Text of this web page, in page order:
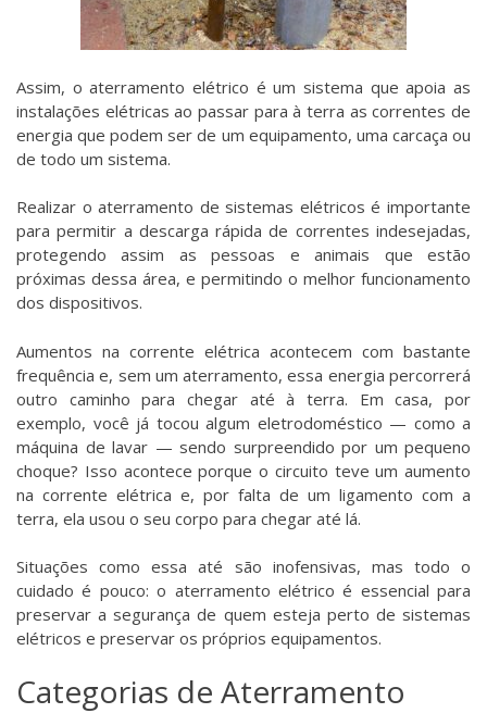
Assim, o aterramento elétrico é um sistema que apoia as
instalações elétricas ao passar para à terra as correntes de
energia que podem ser de um equipamento, uma carcaça ou
de todo um sistema.
Realizar o aterramento de sistemas elétricos é importante
para permitir a descarga rápida de correntes indesejadas,
protegendo assim as pessoas e animais que estão
próximas dessa área, e permitindo o melhor funcionamento
dos dispositivos.
Aumentos na corrente elétrica acontecem com bastante
frequência e, sem um aterramento, essa energia percorrerá
outro caminho para chegar até à terra. Em casa, por
exemplo, você já tocou algum eletrodoméstico — como a
máquina de lavar — sendo surpreendido por um pequeno
choque? Isso acontece porque o circuito teve um aumento
na corrente elétrica e, por falta de um ligamento com a
terra, ela usou o seu corpo para chegar até lá.
Situações como essa até são inofensivas, mas todo o
cuidado é pouco: o aterramento elétrico é essencial para
preservar a segurança de quem esteja perto de sistemas
elétricos e preservar os próprios equipamentos.
Categorias de Aterramento